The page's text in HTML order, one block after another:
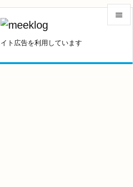
ト広告を利用しています

